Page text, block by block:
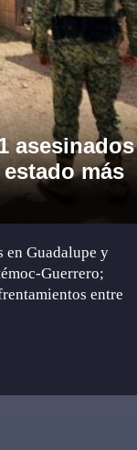
asesinados
más
en Guadalupe y
Guerrero;
entre